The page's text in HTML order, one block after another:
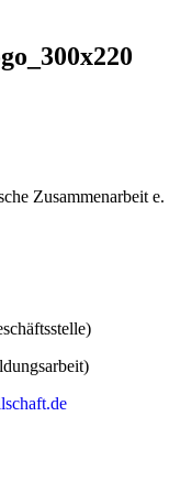
Zusammenarbeit e.